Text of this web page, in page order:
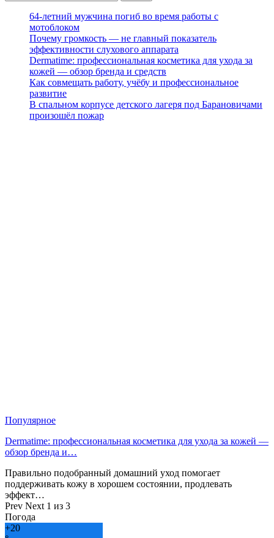
64-летний мужчина погиб во время работы с
мотоблоком
Почему громкость — не главный показатель
эффективности слухового аппарата
Dermatime: профессиональная косметика для ухода за
кожей — обзор бренда и средств
Как совмещать работу, учёбу и профессиональное
развитие
В спальном корпусе детского лагеря под Барановичами
произошёл пожар
Популярное
Dermatime: профессиональная косметика для ухода за кожей —
обзор бренда и…
Правильно подобранный домашний уход помогает
поддерживать кожу в хорошем состоянии, продлевать
эффект…
Prev Next 1 из 3
Погода
+20